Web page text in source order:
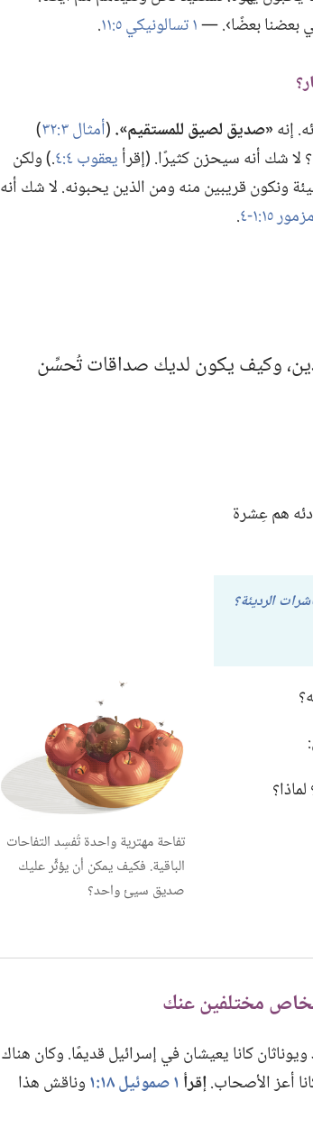
بعضنا بعضًا›.‏ —‏١ تسالونيكي ٥:‏١١
‏.‏
إنه‏«صديق لصيق للمستقيم».‏(‏أمثال ٣:‏٣٢
‏)‏
لا شك أنه سيحزن كثيرًا.‏ (‏إقرأيعقوب ٤:‏٤
‏.‏)‏ ولكن
ونكون قريبين منه ومن الذين يحبونه.‏ لا شك أنه
مزمور ١٥:‏​١-‏٤ ‏.‏
وكيف يكون لديك صداقات تُحسِّن
هم عِشرة
الرديئة؟‏
تفاحة مهترية واحدة تُفسِد التفاحات
الباقية.‏ فكيف يمكن أن يؤثِّر عليك
صديق سيئ واحد؟‏
كانا يعيشان في إسرائيل قديمًا.‏ وكان هناك
أعز الأصحاب.‏إقرأ ١ صموئيل ١٨:‏١
وناقش هذا